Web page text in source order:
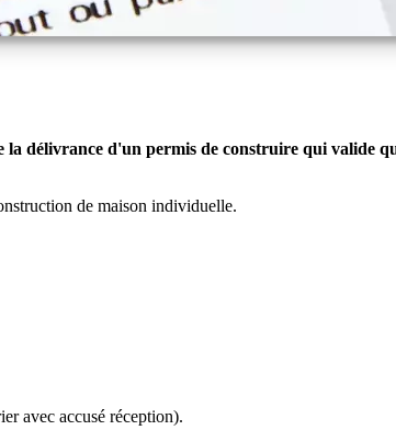
délivrance d'un permis de construire qui valide
de maison individuelle.
avec accusé réception).